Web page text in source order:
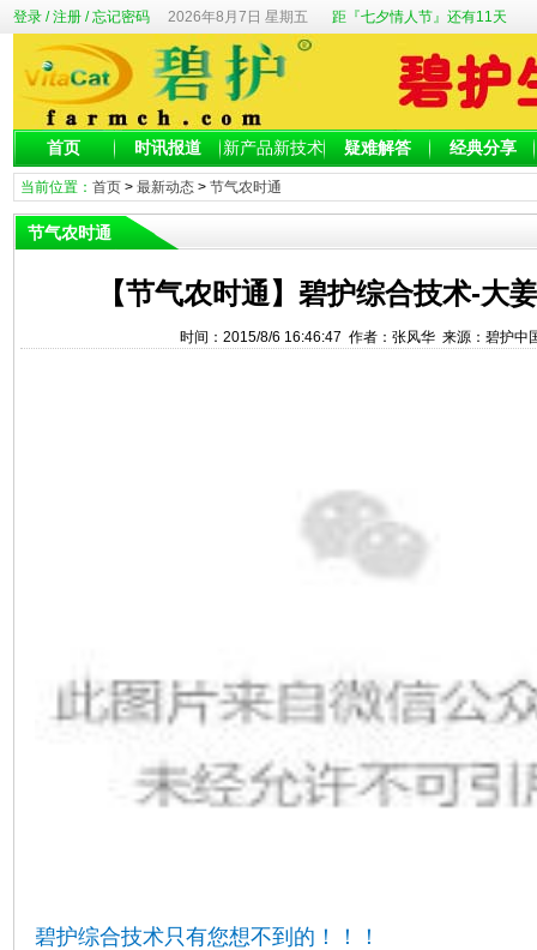
登录/注册/忘记密码 2026年8月7日 星期五 距『七夕情人节』还有11天
首页 时讯报道 新产品新技术 疑难解答 经典分享
当前位置： 首页> 最新动态> 节气农时通
节气农时通
【节气农时通】碧护综合技术-大
时间：2015/8/6 16:46:47 作者：张风华 来源：碧护中
碧护综合技术只有您想不到的！！！